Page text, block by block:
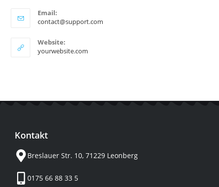
Email:
contact@support.com
Website:
yourwebsite.com
Kontakt
Breslauer Str. 10, 71229 Leonberg
0175 66 88 33 5